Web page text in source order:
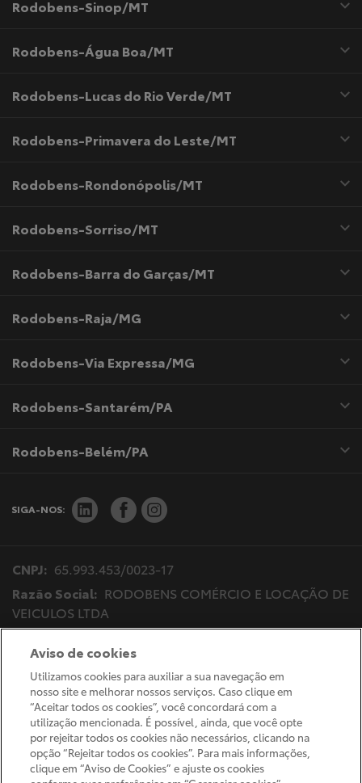
Rodobens-Sinop/MT
Rodobens-Água Boa/MT
Rodobens-Lucas do Rio Verde/MT
Rodobens-Primavera do Leste/MT
Rodobens-Rondonópolis/MT
Rodobens-Sorriso/MT
Rodobens-Barra do Garças/MT
Rodobens-Raja/MG
Rodobens-Via Expressa/MG
Rodobens-Santarém/PA
Rodobens-Belém/PA
SIGA-NOS:
CNPJ: 65.993.453/0023-17
Razão Social: RODOBENS COMÉRCIO E LOCAÇÃO DE
VEICULOS LTDA
- São José do Rio Preto-SP
Desacelere. Seu bem maior é a vida.
Aviso de cookies
Utilizamos cookies para auxiliar a sua navegação em
nosso site e melhorar nossos serviços. Caso clique em
“Aceitar todos os cookies”, você concordará com a
utilização mencionada. É possível, ainda, que você opte
por rejeitar todos os cookies não necessários, clicando na
opção “Rejeitar todos os cookies”. Para mais informações,
clique em “Aviso de Cookies” e ajuste os cookies